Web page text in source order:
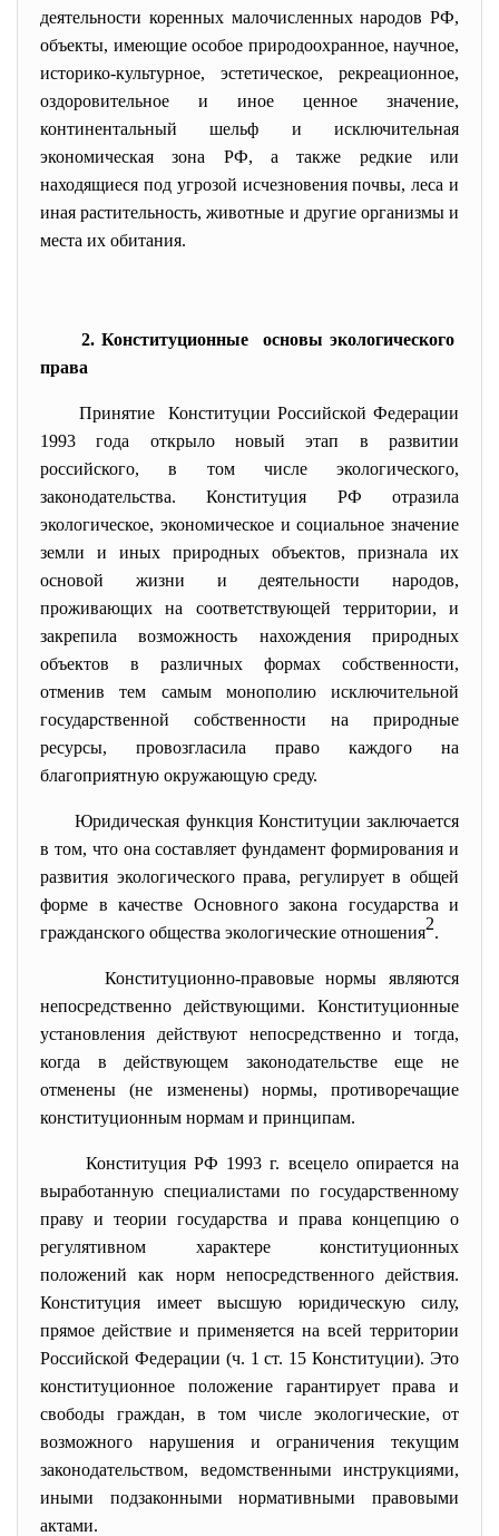
деятельности коренных малочисленных народов РФ,
объекты, имеющие особое природоохранное, научное,
историко-культурное, эстетическое, рекреационное,
оздоровительное и иное ценное значение,
континентальный шельф и исключительная
экономическая зона РФ, а также редкие или
находящиеся под угрозой исчезновения почвы, леса и
иная растительность, животные и другие организмы и
места их обитания.
2. Конституционные основы экологического
права
Принятие Конституции Российской Федерации
1993 года открыло новый этап в развитии
российского, в том числе экологического,
законодательства. Конституция РФ отразила
экологическое, экономическое и социальное значение
земли и иных природных объектов, признала их
основой жизни и деятельности народов,
проживающих на соответствующей территории, и
закрепила возможность нахождения природных
объектов в различных формах собственности,
отменив тем самым монополию исключительной
государственной собственности на природные
ресурсы, провозгласила право каждого на
благоприятную окружающую среду.
Юридическая функция Конституции заключается
в том, что она составляет фундамент формирования и
развития экологического права, регулирует в общей
форме в качестве Основного закона государства и
гражданского общества экологические отношения2.
Конституционно-правовые нормы являются
непосредственно действующими. Конституционные
установления действуют непосредственно и тогда,
когда в действующем законодательстве еще не
отменены (не изменены) нормы, противоречащие
конституционным нормам и принципам.
Конституция РФ 1993 г. всецело опирается на
выработанную специалистами по государственному
праву и теории государства и права концепцию о
регулятивном характере конституционных
положений как норм непосредственного действия.
Конституция имеет высшую юридическую силу,
прямое действие и применяется на всей территории
Российской Федерации (ч. 1 ст. 15 Конституции). Это
конституционное положение гарантирует права и
свободы граждан, в том числе экологические, от
возможного нарушения и ограничения текущим
законодательством, ведомственными инструкциями,
иными подзаконными нормативными правовыми
актами.